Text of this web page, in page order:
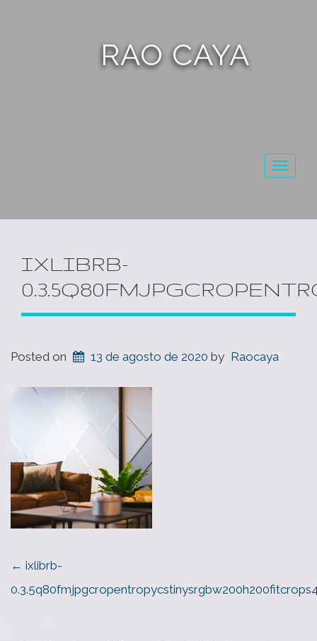
RAO CAYA
IXLIBRB-
Posted on 13 de agosto de 2020 by Raocaya
POST
NAVIGATION
← ixlibrb-